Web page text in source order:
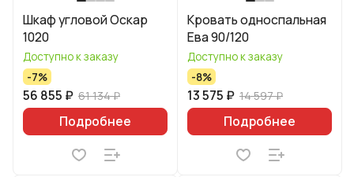
Шкаф угловой Оскар
1020
Доступно к заказу
-7%
56 855 ₽ 61 134 ₽
Подробнее
Кровать односпальная
Ева 90/120
Доступно к заказу
-8%
13 575 ₽ 14 597 ₽
Подробнее